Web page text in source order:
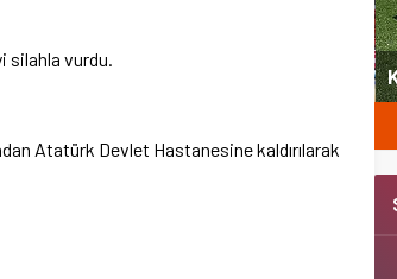
silahla vurdu.
Atatürk Devlet Hastanesine kaldırılarak
Belediyespor U11 ilk maçını kazandı